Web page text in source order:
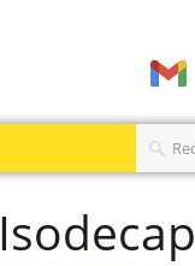
Isodecap